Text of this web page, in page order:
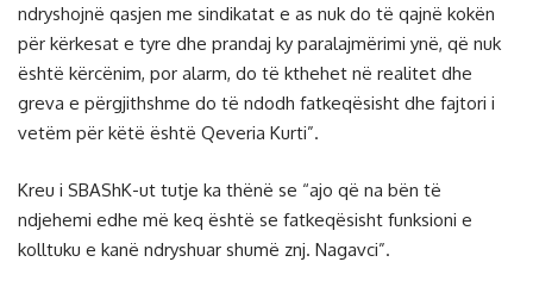
ndryshojnë qasjen me sindikatat e as nuk do të qajnë kokën
për kërkesat e tyre dhe prandaj ky paralajmërimi ynë, që nuk
është kërcënim, por alarm, do të kthehet në realitet dhe
greva e përgjithshme do të ndodh fatkeqësisht dhe fajtori i
vetëm për këtë është Qeveria Kurti”.
Kreu i SBAShK-ut tutje ka thënë se “ajo që na bën të
ndjehemi edhe më keq është se fatkeqësisht funksioni e
kolltuku e kanë ndryshuar shumë znj. Nagavci”.